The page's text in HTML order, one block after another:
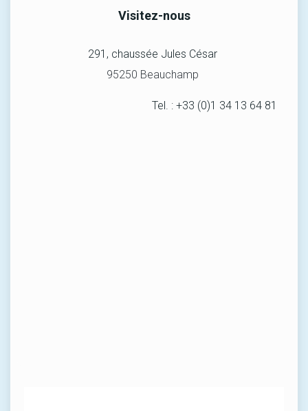
Visitez-nous
291, chaussée Jules César
95250 Beauchamp
Tel. : +33 (0)1 34 13 64 81